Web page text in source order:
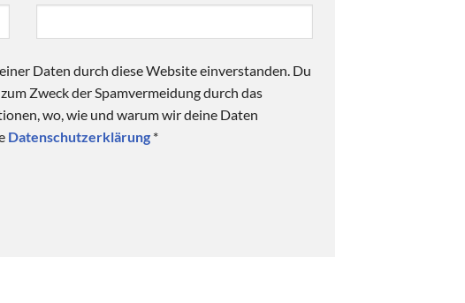
Daten durch diese Website einverstanden. Du
Zweck der Spamvermeidung durch das
wo, wie und warum wir deine Daten
Datenschutzerklärung *